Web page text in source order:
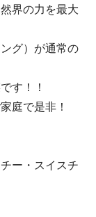
界の力を最大
グ）が通常の
す！！
庭で是非！
ー・スイスチ